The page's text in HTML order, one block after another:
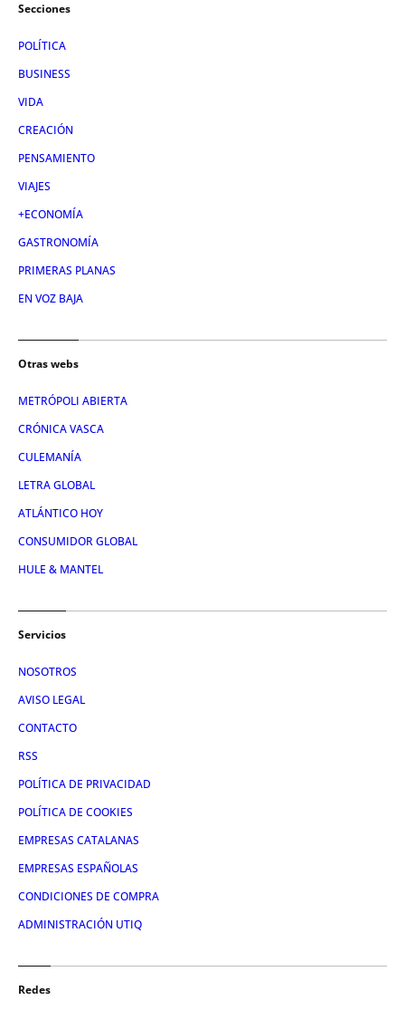
Secciones
POLÍTICA
BUSINESS
VIDA
CREACIÓN
PENSAMIENTO
VIAJES
+ECONOMÍA
GASTRONOMÍA
PRIMERAS PLANAS
EN VOZ BAJA
Otras webs
METRÓPOLI ABIERTA
CRÓNICA VASCA
CULEMANÍA
LETRA GLOBAL
ATLÁNTICO HOY
CONSUMIDOR GLOBAL
HULE & MANTEL
Servicios
NOSOTROS
AVISO LEGAL
CONTACTO
RSS
POLÍTICA DE PRIVACIDAD
POLÍTICA DE COOKIES
EMPRESAS CATALANAS
EMPRESAS ESPAÑOLAS
CONDICIONES DE COMPRA
ADMINISTRACIÓN UTIQ
Redes